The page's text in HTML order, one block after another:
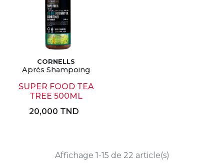
CORNELLS
Après Shampoing
SUPER FOOD TEA
TREE 500ML
20,000 TND
Affichage 1-15 de 22 article(s)